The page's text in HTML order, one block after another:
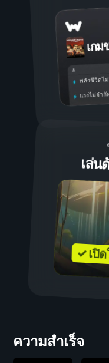
เก
พลังชีวิตไ
แรงไม่จำกั
เล่น
✓ เปิ
ความสำเร็จ